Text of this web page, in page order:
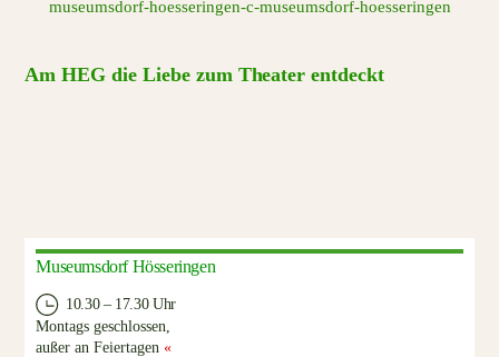
Am HEG die Liebe zum Theater entdeckt
Museumsdorf Hösseringen
10.30 – 17.30 Uhr
Montags geschlossen,
außer an Feiertagen«